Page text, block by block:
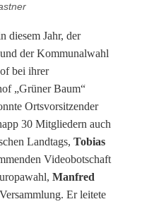
diesem Jahr, der
der Kommunalwahl
bei ihrer
„Grüner Baum“
Ortsvorsitzender
30 Mitgliedern auch
Landtags, Tobias
Videobotschaft
Manfred
Er leitete